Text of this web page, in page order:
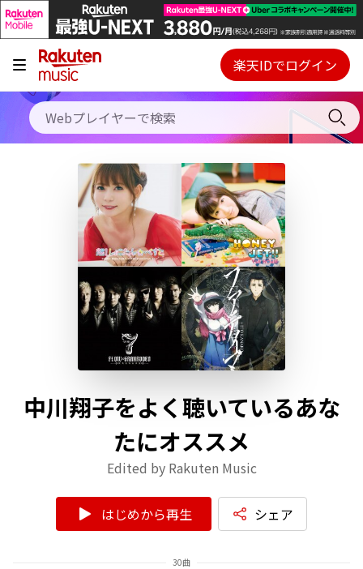
キャンペーン
料金プラン
使い方
初回30日間無料お試し
Webプレイヤー
ご契約内容の確認・変更
楽天IDでログイン
中川翔子をよく聴いているあな
たにオススメ
Edited by Rakuten Music
はじめから再生 シェア
30曲